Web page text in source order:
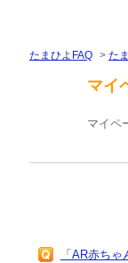
たまひよFAQ > た
マイ
マイペ
「AR赤ち